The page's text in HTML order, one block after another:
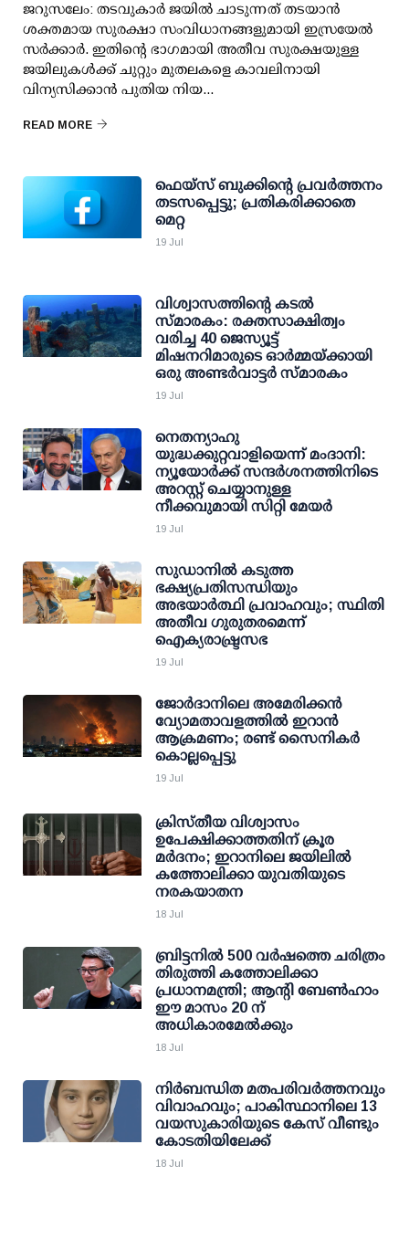
ജറുസലേം: തടവുകാര്‍ ജയില്‍ ചാടുന്നത് തടയാന്‍
ശക്തമായ സുരക്ഷാ സംവിധാനങ്ങളുമായി ഇസ്രയേല്‍
സര്‍ക്കാര്‍. ഇതിന്റെ ഭാഗമായി അതീവ സുരക്ഷയുള്ള
ജയിലുകള്‍ക്ക് ചുറ്റും മുതലകളെ കാവലിനായി
വിന്യസിക്കാന്‍ പുതിയ നിയ...
READ MORE
ഫെയ്‌സ് ബുക്കിന്റെ പ്രവര്‍ത്തനം
തടസപ്പെട്ടു; പ്രതികരിക്കാതെ
മെറ്റ
19 Jul
വിശ്വാസത്തിന്റെ കടൽ
സ്മാരകം: രക്തസാക്ഷിത്വം
വരിച്ച 40 ജെസ്യൂട്ട്
മിഷനറിമാരുടെ ഓർമ്മയ്ക്കായി
ഒരു അണ്ടർവാട്ടർ സ്മാരകം
19 Jul
നെതന്യാഹു
യുദ്ധക്കുറ്റവാളിയെന്ന് മംദാനി:
ന്യൂയോര്‍ക്ക് സന്ദര്‍ശനത്തിനിടെ
അറസ്റ്റ് ചെയ്യാനുള്ള
നീക്കവുമായി സിറ്റി മേയര്‍
19 Jul
സുഡാനിൽ കടുത്ത
ഭക്ഷ്യപ്രതിസന്ധിയും
അഭയാർത്ഥി പ്രവാഹവും; സ്ഥിതി
അതീവ ഗുരുതരമെന്ന്
ഐക്യരാഷ്ട്രസഭ
19 Jul
ജോർദാനിലെ അമേരിക്കൻ
വ്യോമതാവളത്തിൽ ഇറാൻ
ആക്രമണം; രണ്ട് സൈനികർ
കൊല്ലപ്പെട്ടു
19 Jul
ക്രിസ്തീയ വിശ്വാസം
ഉപേക്ഷിക്കാത്തതിന് ക്രൂര
മർദനം; ഇറാനിലെ ജയിലിൽ
കത്തോലിക്കാ യുവതിയുടെ
നരകയാതന
18 Jul
ബ്രിട്ടനിൽ 500 വർഷത്തെ ചരിത്രം
തിരുത്തി കത്തോലിക്കാ
പ്രധാനമന്ത്രി; ആന്റി ബേൺഹാം
ഈ മാസം 20 ന്
അധികാരമേൽക്കും
18 Jul
നിർബന്ധിത മതപരിവർത്തനവും
വിവാഹവും; പാകിസ്ഥാനിലെ 13
വയസുകാരിയുടെ കേസ് വീണ്ടും
കോടതിയിലേക്ക്
18 Jul